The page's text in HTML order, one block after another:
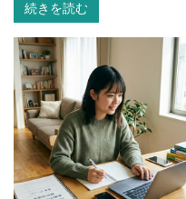
続きを読む